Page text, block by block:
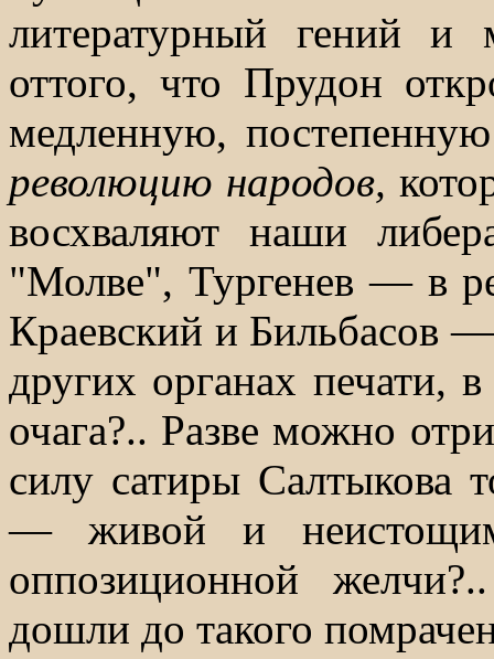
литературный гений и
оттого, что Прудон
медленную,
революцию народов,
восхваляют наши
"Молве", Тургенев — в
Краевский и Бильбасов
других органах печати,
очага?.. Разве можно
силу сатиры Салтыкова
— живой и
оппозиционной
дошли до такого